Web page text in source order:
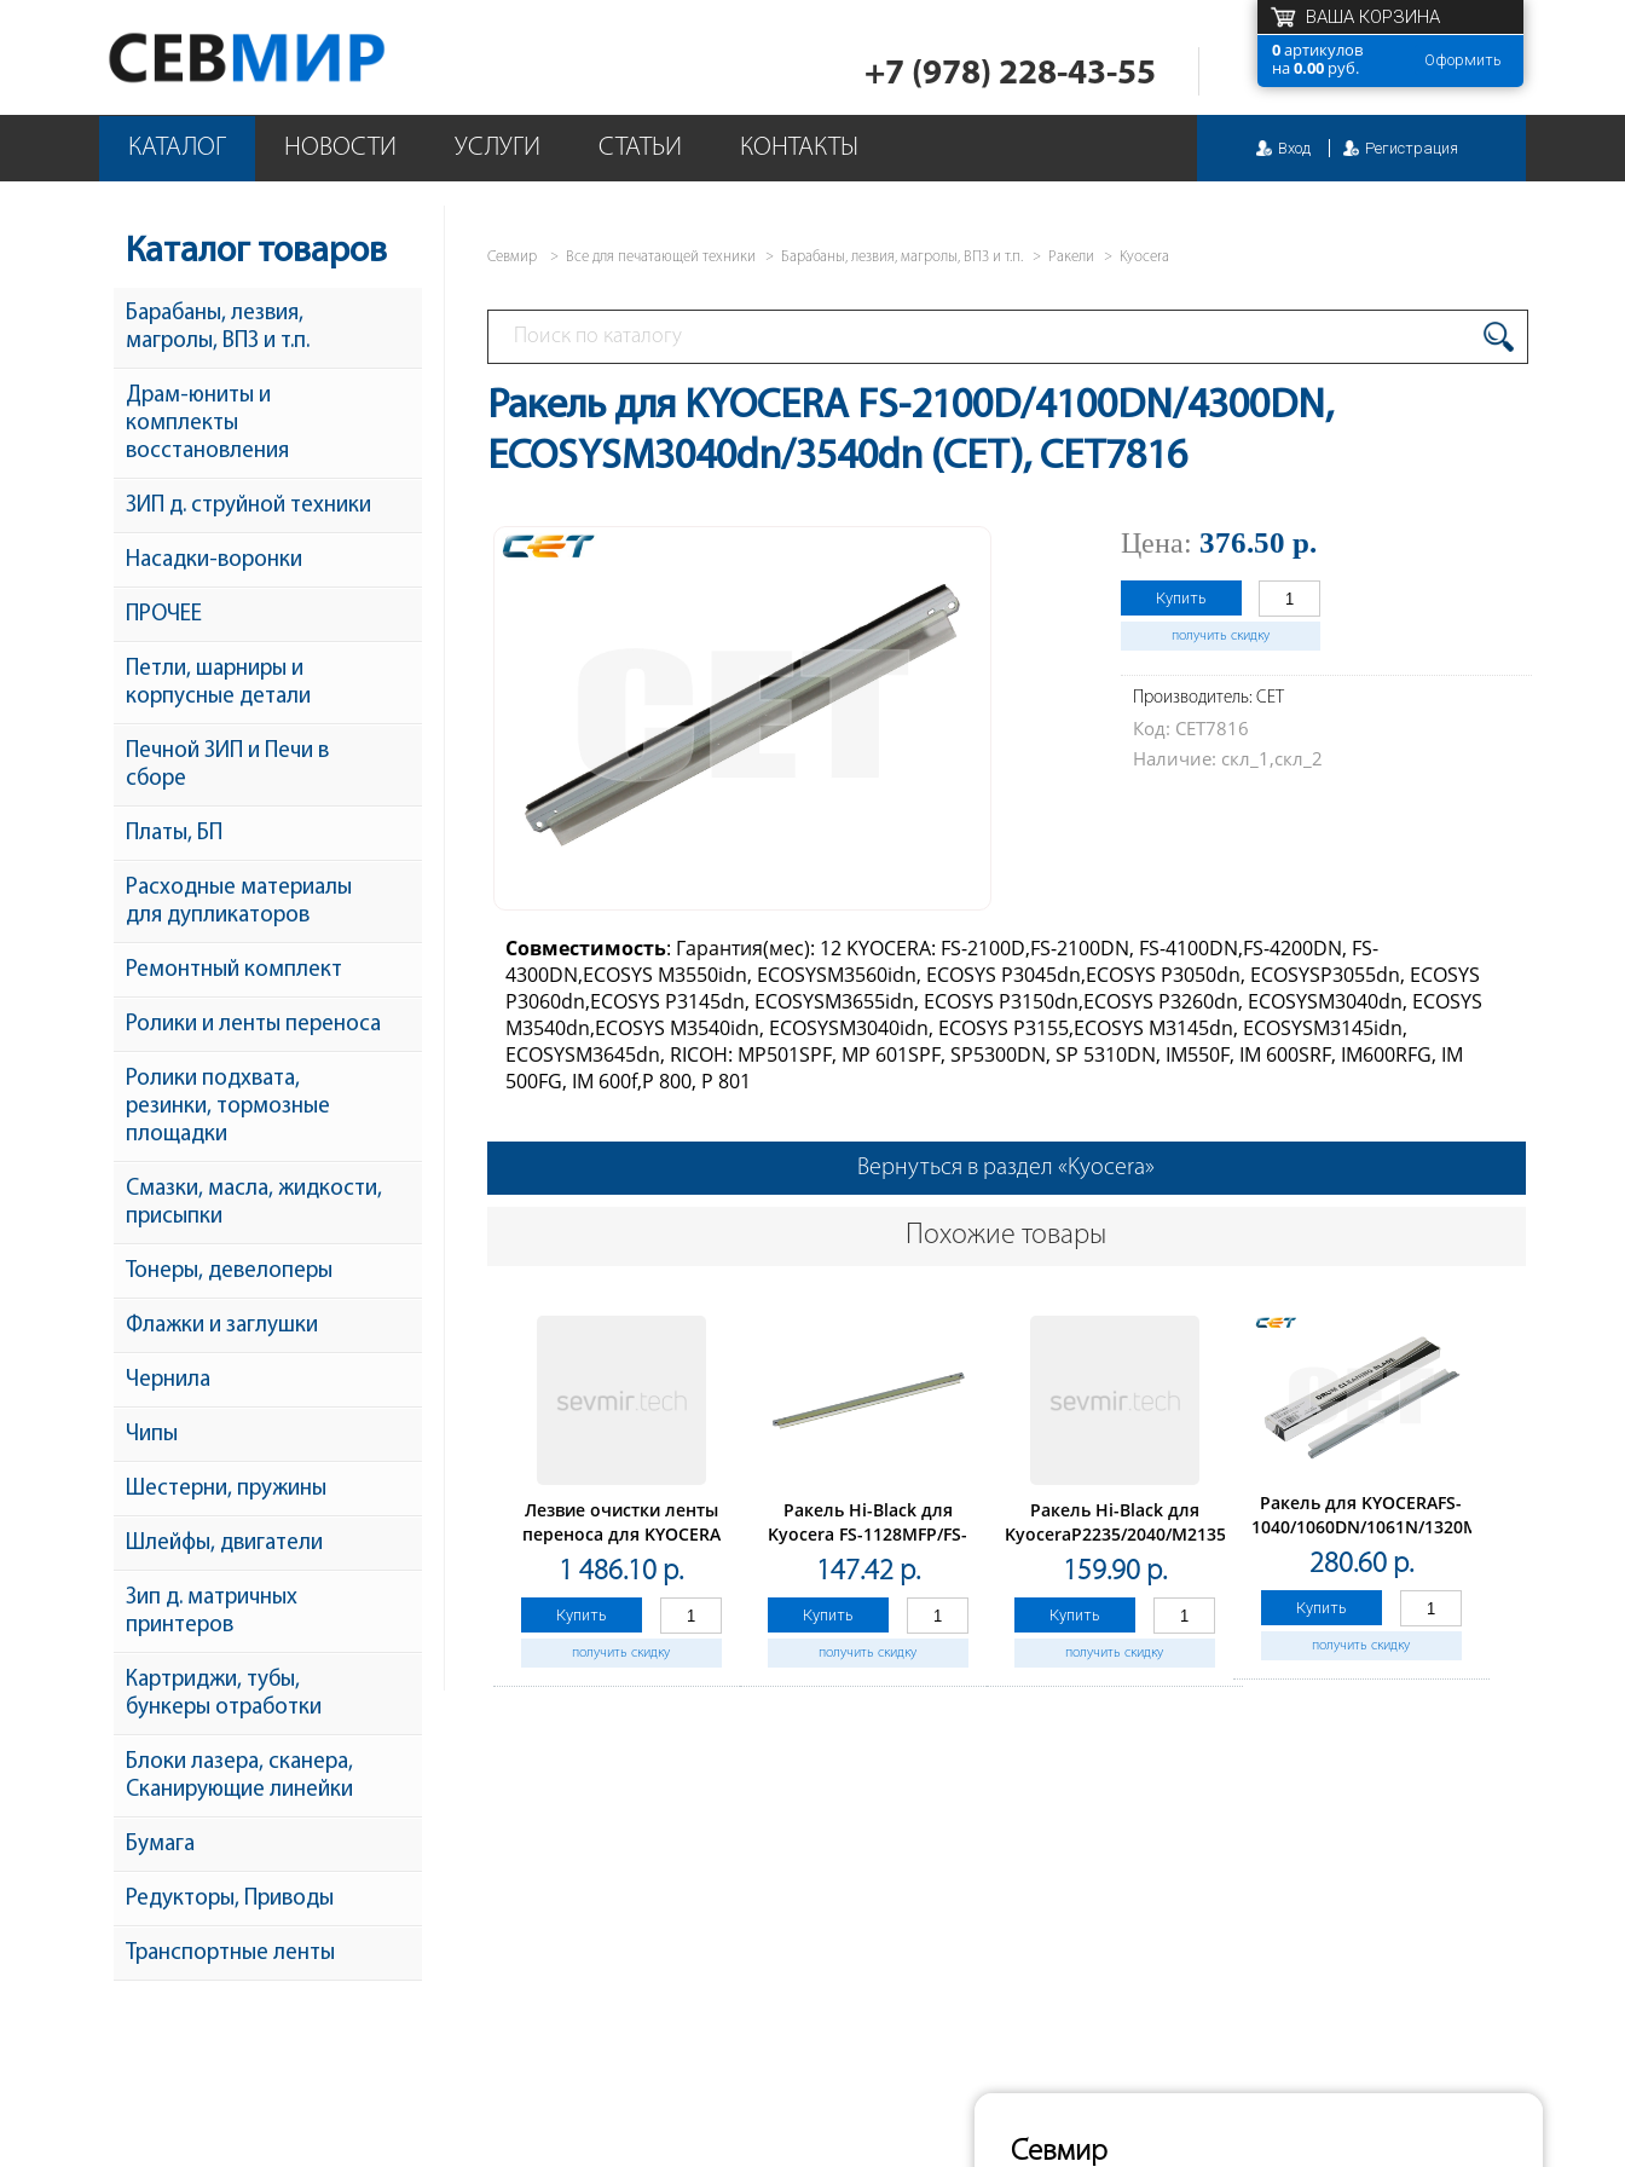
+7 (978) 228-43-55 Оформить
ВАША КОРЗИНА
0артикулов
на0.00 руб.
Вход Регистрация
КАТАЛОГ НОВОСТИ УСЛУГИ СТАТЬИ КОНТАКТЫ
Севмир Все для печатающей техники Барабаны, лезвия, магролы, ВПЗ и т.п. Ракели Kyocera
Ракель для KYOCERA FS-2100D/4100DN/4300DN,
ECOSYSM3040dn/3540dn (CET), CET7816
Цена: 376.50 р.
Купить
получить скидку
Производитель: CET
Код: CET7816
Наличие: скл_1,скл_2
Совместимость: Гарантия(мес): 12 KYOCERA: FS-2100D,FS-2100DN, FS-4100DN,FS-4200DN, FS-
4300DN,ECOSYS M3550idn, ECOSYSM3560idn, ECOSYS P3045dn,ECOSYS P3050dn, ECOSYSP3055dn, ECOSYS
P3060dn,ECOSYS P3145dn, ECOSYSM3655idn, ECOSYS P3150dn,ECOSYS P3260dn, ECOSYSM3040dn, ECOSYS
M3540dn,ECOSYS M3540idn, ECOSYSM3040idn, ECOSYS P3155,ECOSYS M3145dn, ECOSYSM3145idn,
ECOSYSM3645dn, RICOH: MP501SPF, MP 601SPF, SP5300DN, SP 5310DN, IM550F, IM 600SRF, IM600RFG, IM
500FG, IM 600f,P 800, P 801
Вернуться в раздел «Kyocera»
Похожие товары
Лезвие очистки ленты
переноса для KYOCERA
TASKalfa2552ci/3252ci/2553ci/3253ci
(CET), CET281115
1 486.10 р.
Купить
получить скидку
Ракель Hi-Black для
Kyocera FS-1128MFP/FS-
1120/1350DN
147.42 р.
Купить
получить скидку
Ракель Hi-Black для
KyoceraP2235/2040/M2135/2635/2735/2540/2640
DK-1150
159.90 р.
Купить
получить скидку
Ракель для KYOCERAFS-
1040/1060DN/1061N/1320MFP/1125MFP/
CET4003
280.60 р.
Купить
получить скидку
Каталог товаров
Барабаны, лезвия,
магролы, ВПЗ и т.п.
Драм-юниты и
комплекты
восстановления
ЗИП д. струйной техники
Насадки-воронки
ПРОЧЕЕ
Петли, шарниры и
корпусные детали
Печной ЗИП и Печи в
сборе
Платы, БП
Расходные материалы
для дупликаторов
Ремонтный комплект
Ролики и ленты переноса
Ролики подхвата,
резинки, тормозные
площадки
Смазки, масла, жидкости,
присыпки
Тонеры, девелоперы
Флажки и заглушки
Чернила
Чипы
Шестерни, пружины
Шлейфы, двигатели
Зип д. матричных
принтеров
Картриджи, тубы,
бункеры отработки
Блоки лазера, сканера,
Сканирующие линейки
Бумага
Редукторы, Приводы
Транспортные ленты
Севмир